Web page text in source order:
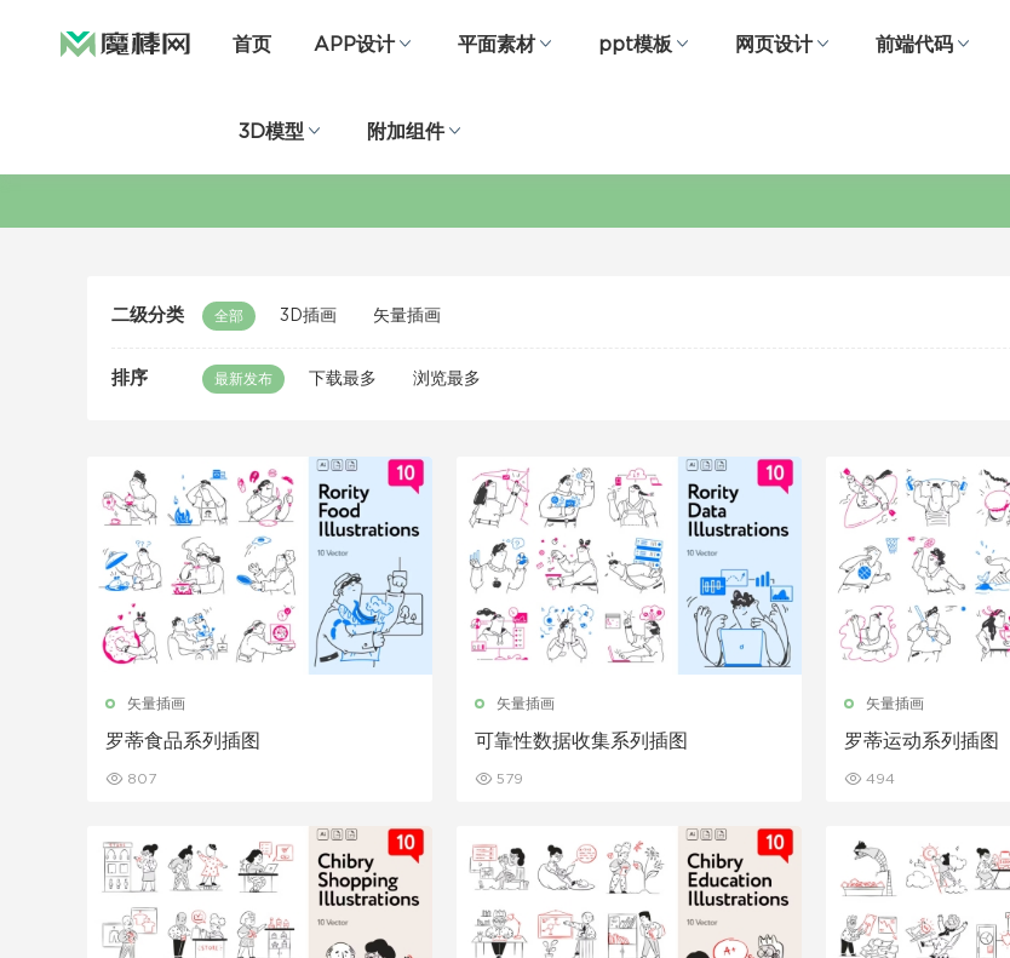
首页 APP设计 平面素材 ppt模板 网页设计 前端代码
3D模型 附加组件
二级分类 全部 3D插画 矢量插画
排序 最新发布 下载最多 浏览最多
矢量插画
罗蒂食品系列插图
807
矢量插画
可靠性数据收集系列插图
579
矢量插画
罗蒂运动系列插图
494